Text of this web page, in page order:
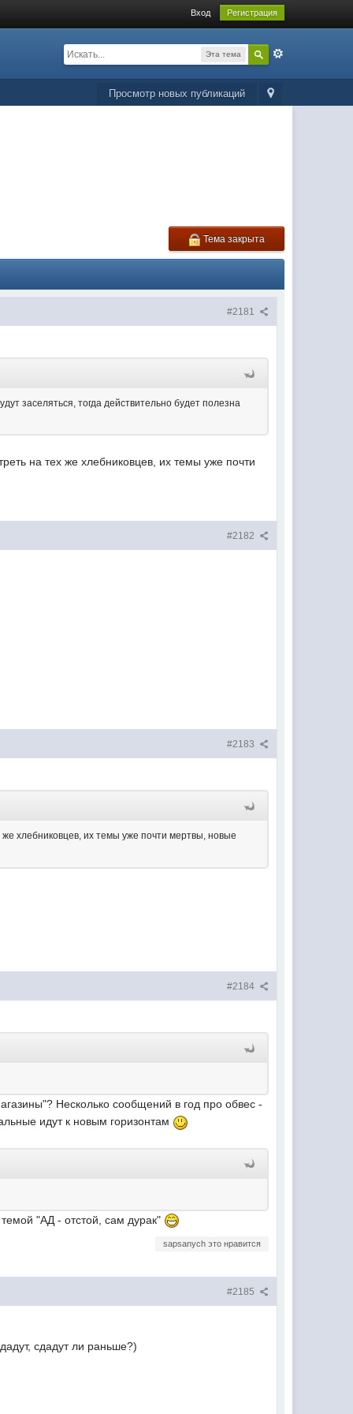
Вход Регистрация
Эта тема
Просмотр новых публикаций
Тема закрыта
#2181
заселяться, тогда действительно будет полезна
на тех же хлебниковцев, их темы уже почти
#2182
#2183
хлебниковцев, их темы уже почти мертвы, новые
#2184
Несколько сообщений в год про обвес -
идут к новым горизонтам
"АД - отстой, сам дурак"
sapsanych это нравится
#2185
сдадут ли раньше?)